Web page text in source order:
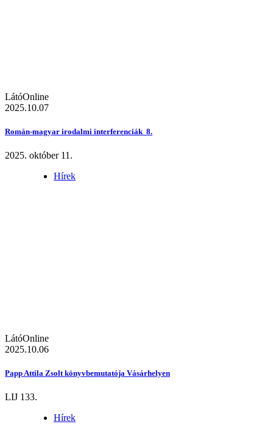
LátóOnline
2025.10.07
Román-magyar irodalmi interferenciák 8.
2025. október 11.
Hírek
LátóOnline
2025.10.06
Papp Attila Zsolt könyvbemutatója Vásárhelyen
LIJ 133.
Hírek